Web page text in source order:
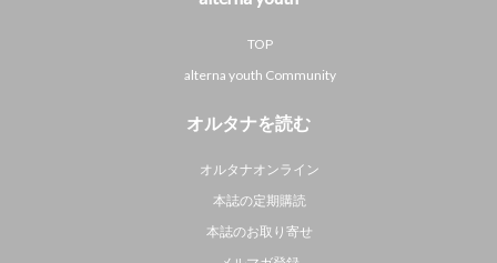
TOP
alterna youth Community
オルタナを読む
オルタナオンライン
本誌の定期購読
本誌のお取り寄せ